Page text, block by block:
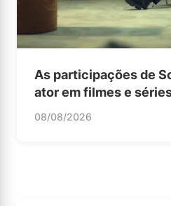
As participações de
ator em filmes e
08/08/2026